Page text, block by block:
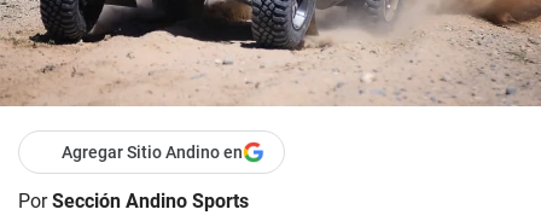
Agregar Sitio Andino en
PorSección Andino Sports